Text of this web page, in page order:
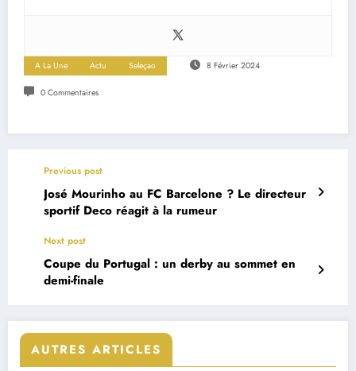
A La Une Actu Seleçao 8 Février 2024
0 Commentaires
Previous post
José Mourinho au FC Barcelone ? Le directeur
sportif Deco réagit à la rumeur
Next post
Coupe du Portugal : un derby au sommet en
demi-finale
AUTRES ARTICLES